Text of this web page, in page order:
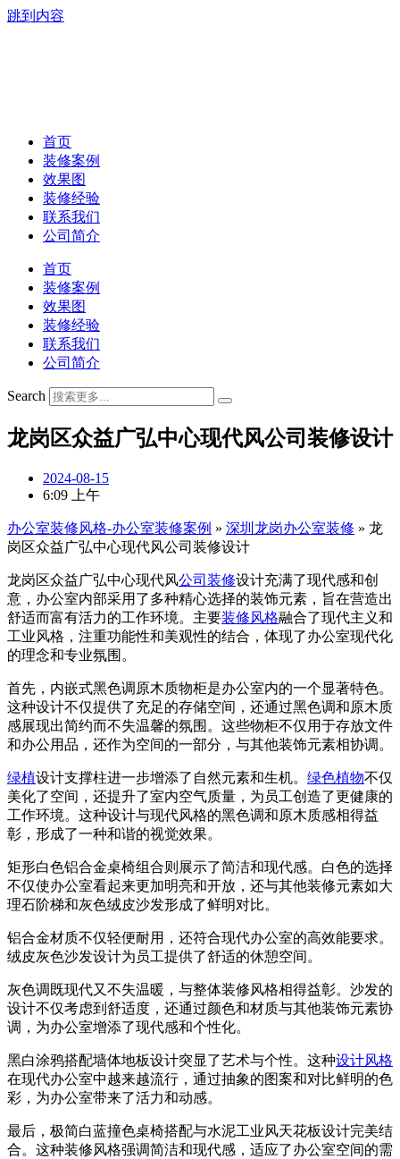
跳到内容
首页
装修案例
效果图
装修经验
联系我们
公司简介
首页
装修案例
效果图
装修经验
联系我们
公司简介
Search
龙岗区众益广弘中心现代风公司装修设计
2024-08-15
6:09 上午
办公室装修风格-办公室装修案例 » 深圳龙岗办公室装修 » 龙
岗区众益广弘中心现代风公司装修设计
龙岗区众益广弘中心现代风公司装修设计充满了现代感和创
意，办公室内部采用了多种精心选择的装饰元素，旨在营造出
舒适而富有活力的工作环境。主要装修风格融合了现代主义和
工业风格，注重功能性和美观性的结合，体现了办公室现代化
的理念和专业氛围。
首先，内嵌式黑色调原木质物柜是办公室内的一个显著特色。
这种设计不仅提供了充足的存储空间，还通过黑色调和原木质
感展现出简约而不失温馨的氛围。这些物柜不仅用于存放文件
和办公用品，还作为空间的一部分，与其他装饰元素相协调。
绿植设计支撑柱进一步增添了自然元素和生机。 绿色植物不仅
美化了空间，还提升了室内空气质量，为员工创造了更健康的
工作环境。这种设计与现代风格的黑色调和原木质感相得益
彰，形成了一种和谐的视觉效果。
矩形白色铝合金桌椅组合则展示了简洁和现代感。白色的选择
不仅使办公室看起来更加明亮和开放，还与其他装修元素如大
理石阶梯和灰色绒皮沙发形成了鲜明对比。
铝合金材质不仅轻便耐用，还符合现代办公室的高效能要求。
绒皮灰色沙发设计为员工提供了舒适的休憩空间。
灰色调既现代又不失温暖，与整体装修风格相得益彰。沙发的
设计不仅考虑到舒适度，还通过颜色和材质与其他装饰元素协
调，为办公室增添了现代感和个性化。
黑白涂鸦搭配墙体地板设计突显了艺术与个性。这种设计风格
在现代办公室中越来越流行，通过抽象的图案和对比鲜明的色
彩，为办公室带来了活力和动感。
最后，极简白蓝撞色桌椅搭配与水泥工业风天花板设计完美结
合。这种装修风格强调简洁和现代感，适应了办公室空间的需